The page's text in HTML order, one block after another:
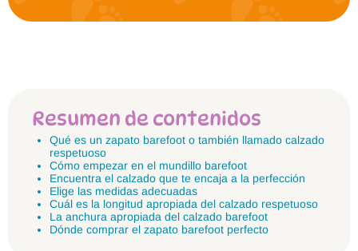
Resumen de contenidos
Qué es un zapato barefoot o también llamado calzado
respetuoso
Cómo empezar en el mundillo barefoot
Encuentra el calzado que te encaja a la perfección
Elige las medidas adecuadas
Cuál es la longitud apropiada del calzado respetuoso
La anchura apropiada del calzado barefoot
Dónde comprar el zapato barefoot perfecto